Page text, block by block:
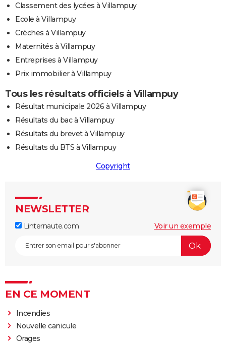
Classement des lycées à Villampuy
Ecole à Villampuy
Crèches à Villampuy
Maternités à Villampuy
Entreprises à Villampuy
Prix immobilier à Villampuy
Tous les résultats officiels à Villampuy
Résultat municipale 2026 à Villampuy
Résultats du bac à Villampuy
Résultats du brevet à Villampuy
Résultats du BTS à Villampuy
Copyright
NEWSLETTER
Linternaute.com Voir un exemple
EN CE MOMENT
Incendies
Nouvelle canicule
Orages